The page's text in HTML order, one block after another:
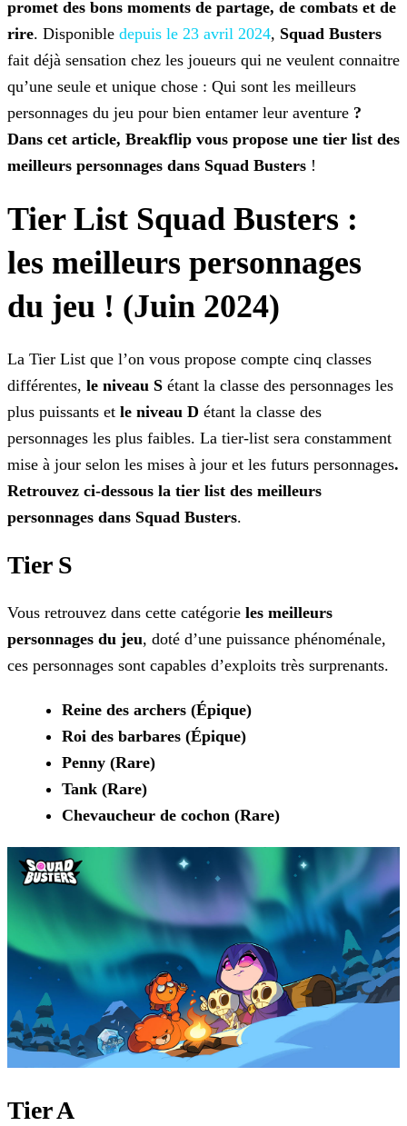
promet des bons moments de partage, de combats et de
rire. Disponible depuis le 23 avril 2024, Squad Busters
fait déjà sensation chez les joueurs qui ne veulent connaitre
qu’une seule et unique chose : Qui sont les meilleurs
personnages du jeu pour bien entamer leur aventure ?
Dans cet article, Breakflip vous propose une tier list des
meilleurs personnages dans Squad Busters !
Tier List Squad Busters :
les meilleurs personnages
du jeu ! (Juin 2024)
La Tier List que l’on vous propose compte cinq classes
différentes, le niveau S étant la classe des personnages les
plus puissants et le niveau D étant la classe des
personnages les plus faibles. La tier-list sera constamment
mise à jour selon les mises à jour et les futurs personnages.
Retrouvez ci-dessous la tier list des meilleurs
personnages dans Squad Busters.
Tier S
Vous retrouvez dans cette catégorie les meilleurs
personnages du jeu, doté d’une puissance phénoménale,
ces personnages sont capables d’exploits très surprenants.
Reine des archers (Épique)
Roi des barbares (Épique)
Penny (Rare)
Tank (Rare)
Chevaucheur de cochon (Rare)
Tier A